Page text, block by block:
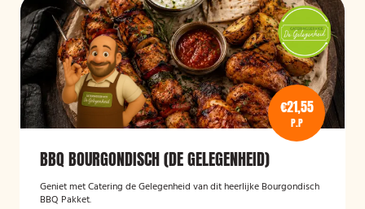
€21,55
P.P
BBQ BOURGONDISCH (DE GELEGENHEID)
Geniet met Catering de Gelegenheid van dit heerlijke Bourgondisch
BBQ Pakket.